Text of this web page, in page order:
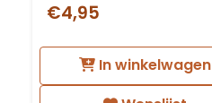
€4,95
In winkelwagen